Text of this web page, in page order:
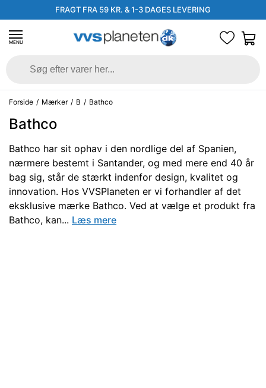
FRAGT FRA 59 KR. & 1-3 DAGES LEVERING
MENU
Forside / Mærker / B / Bathco
Bathco
Bathco har sit ophav i den nordlige del af Spanien,
nærmere bestemt i Santander, og med mere end 40 år
bag sig, står de stærkt indenfor design, kvalitet og
innovation. Hos VVSPlaneten er vi forhandler af det
eksklusive mærke Bathco. Ved at vælge et produkt fra
Bathco, kan... Læs mere